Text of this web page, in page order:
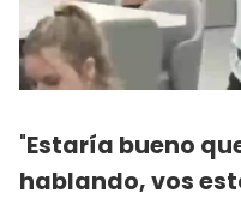
"Estaría bueno
hablando, vos